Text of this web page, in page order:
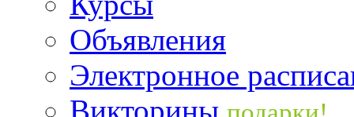
Объявления
Электронное
Викторины